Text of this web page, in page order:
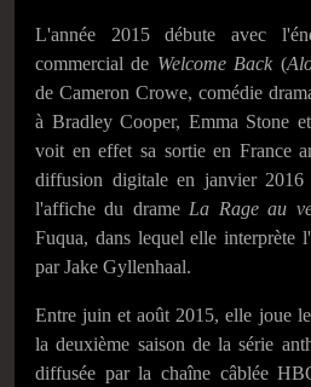
L'année 2015 débute avec
commercial de Welcome Back (
de Cameron Crowe, comédie
à Bradley Cooper, Emma Stone
voit en effet sa sortie en France
diffusion digitale en janvier 2016
l'affiche du drame La Rage au
Fuqua, dans lequel elle interprète
par Jake Gyllenhaal.
Entre juin etaoût 2015, elle joue
la deuxième saison de la série
diffusée par la chaîne câblée